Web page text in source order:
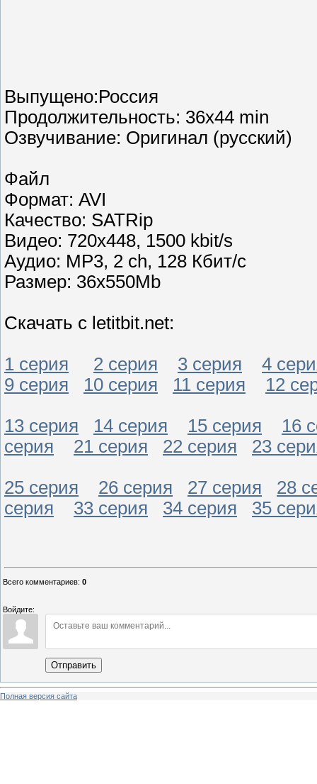
Выпущено:Россия
Продолжительность: 36x44 min
Озвучивание: Оригинал (русский)
Файл
Формат: AVI
Качество: SATRip
Видео: 720x448, 1500 kbit/s
Аудио: MP3, 2 ch, 128 Кбит/с
Размер: 36x550Mb
Скачать с letitbit.net:
1 серия 2 серия 3 серия
4
9 серия
10 серия 11 серия 12
13 серия 14 серия 15 серия
16
серия
21 серия 22 серия 23
25 серия 26 серия 27 серия
28
серия
33 серия 34 серия 35
Всего комментариев: 0
Войдите:
Отправить
Полная версия сайта